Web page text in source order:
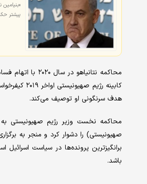
پیشتر
محاکمه
کابینه
هدف سرنگونی او توصیف می‌کند.
محاکمه نخست وزیر رژیم صهیونیستی
صهیونیستی) را دشوار کرد و منجر به
برانگیزترین پرونده‌ها در سیاست
باشد.